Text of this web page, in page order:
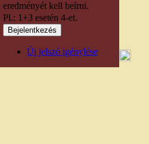
eredményét kell beírni.
Pl.: 1+3 esetén 4-et.
Új jelszó igénylése